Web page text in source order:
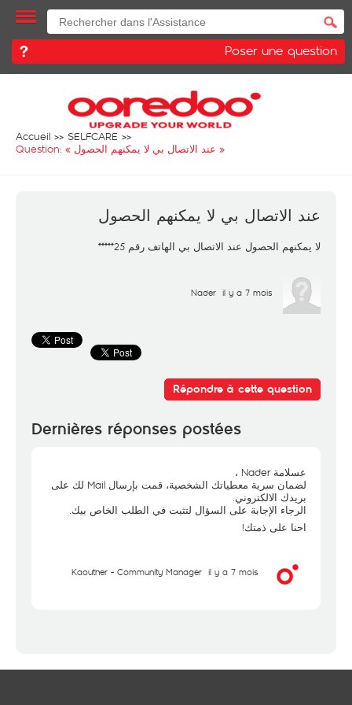
Poser une question
Accueil
SELFCARE
Question: « عند الاتصال بي لا يمكنهم الحصول »
عند الاتصال بي لا يمكنهم الحصول
لا يمكنهم الحصول عند الاتصال بي الهاتف رقم 25*****
Nader il y a 7 mois
Répondre à cette question
Dernières réponses postées
عسلامة Nader ،
لضمان سرية معطياتك الشخصية، قمت بإرسال Mail لك على
بريدك الالكتروني.
الرجاء الإجابة على السؤال لتثبت في الطلب الخاص بيك.
احنا على ذمتك!
Kaouther - Community Manager il y a 7 mois